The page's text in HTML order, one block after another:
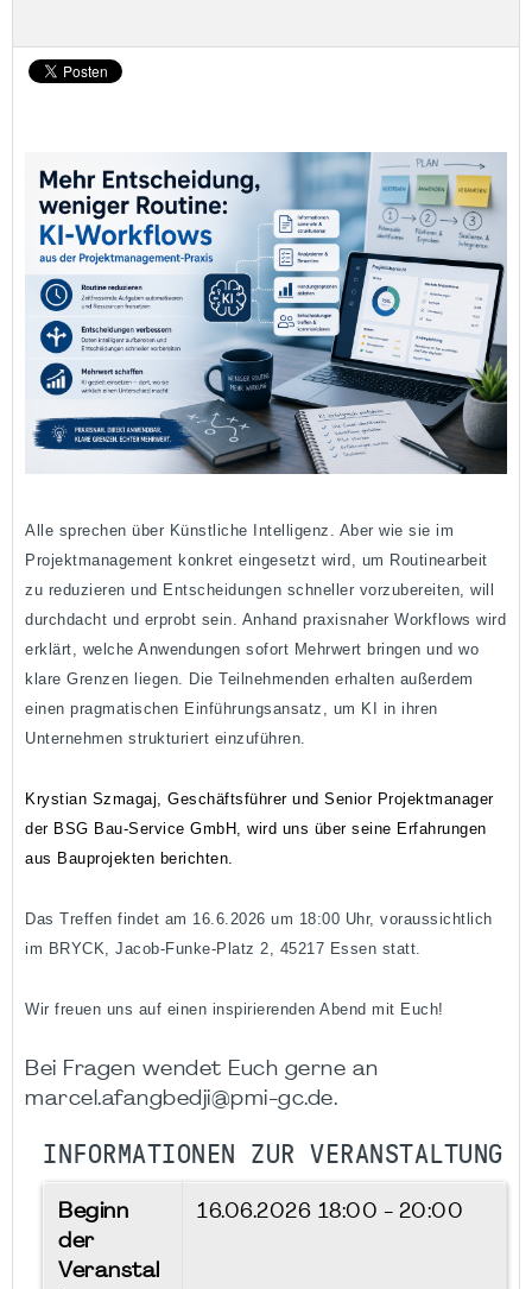
Alle sprechen über Künstliche Intelligenz. Aber wie sie im
Projektmanagement konkret eingesetzt wird, um Routinearbeit
zu reduzieren und Entscheidungen schneller vorzubereiten, will
durchdacht und erprobt sein. Anhand praxisnaher Workflows wird
erklärt, welche Anwendungen sofort Mehrwert bringen und wo
klare Grenzen liegen. Die Teilnehmenden erhalten außerdem
einen pragmatischen Einführungsansatz, um KI in ihren
Unternehmen strukturiert einzuführen.
Krystian Szmagaj, Geschäftsführer und Senior Projektmanager
der BSG Bau-Service GmbH, wird uns über seine Erfahrungen
aus Bauprojekten berichten.
Das Treffen findet am 16.6.2026 um 18:00 Uhr, voraussichtlich
im BRYCK, Jacob-Funke-Platz 2, 45217 Essen statt.
Wir freuen uns auf einen inspirierenden Abend mit Euch!
Bei Fragen wendet Euch gerne an
marcel.afangbedji@pmi-gc.de.
INFORMATIONEN ZUR VERANSTALTUNG
Beginn
der
Veranstal
16.06.2026 18:00 - 20:00